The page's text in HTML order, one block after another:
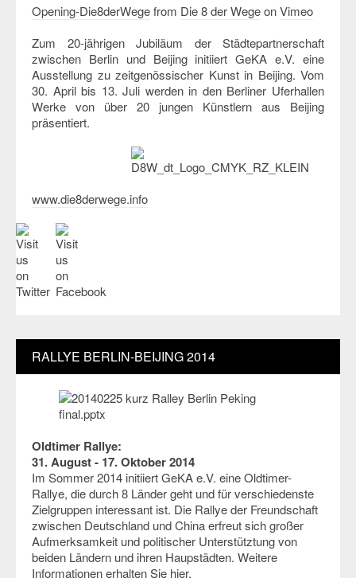
Opening-Die8derWegefrom Die 8 der WegeonVimeo
Zum 20-jährigen Jubiläum der Städtepartnerschaft
zwischen Berlin und Beijing initiiert GeKA e.V. eine
Ausstellung zu zeitgenössischer Kunst in Beijing. Vom
30. April bis 13. Juli werden in den Berliner Uferhallen
Werke von über 20 jungen Künstlern aus Beijing
präsentiert.
www.die8derwege.info
RALLYE BERLIN-BEIJING 2014
Oldtimer Rallye:
31. August - 17. Oktober 2014
Im Sommer 2014 initiiert GeKA e.V. eine Oldtimer-
Rallye, die durch 8 Länder geht und für verschiedenste
Zielgruppen interessant ist. Die Rallye der Freundschaft
zwischen Deutschland und China erfreut sich großer
Aufmerksamkeit und politischer Unterstütztung von
beiden Ländern und ihren Haupstädten. Weitere
Informationen erhalten Sie hier.